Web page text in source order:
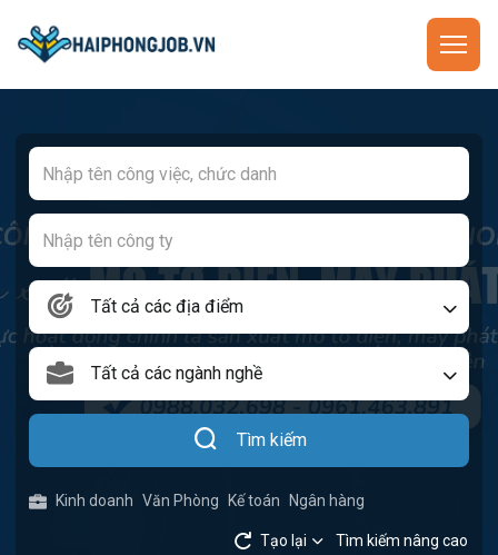
Tất cả các địa điểm
Tất cả các ngành nghề
Tìm kiếm
Kinh doanh Văn Phòng Kế toán Ngân hàng
Tạo lại Tìm kiếm nâng cao